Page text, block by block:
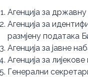
Агенција за
Агенција за
размјену података
Агенција за јавне
Агенција за
Генерални